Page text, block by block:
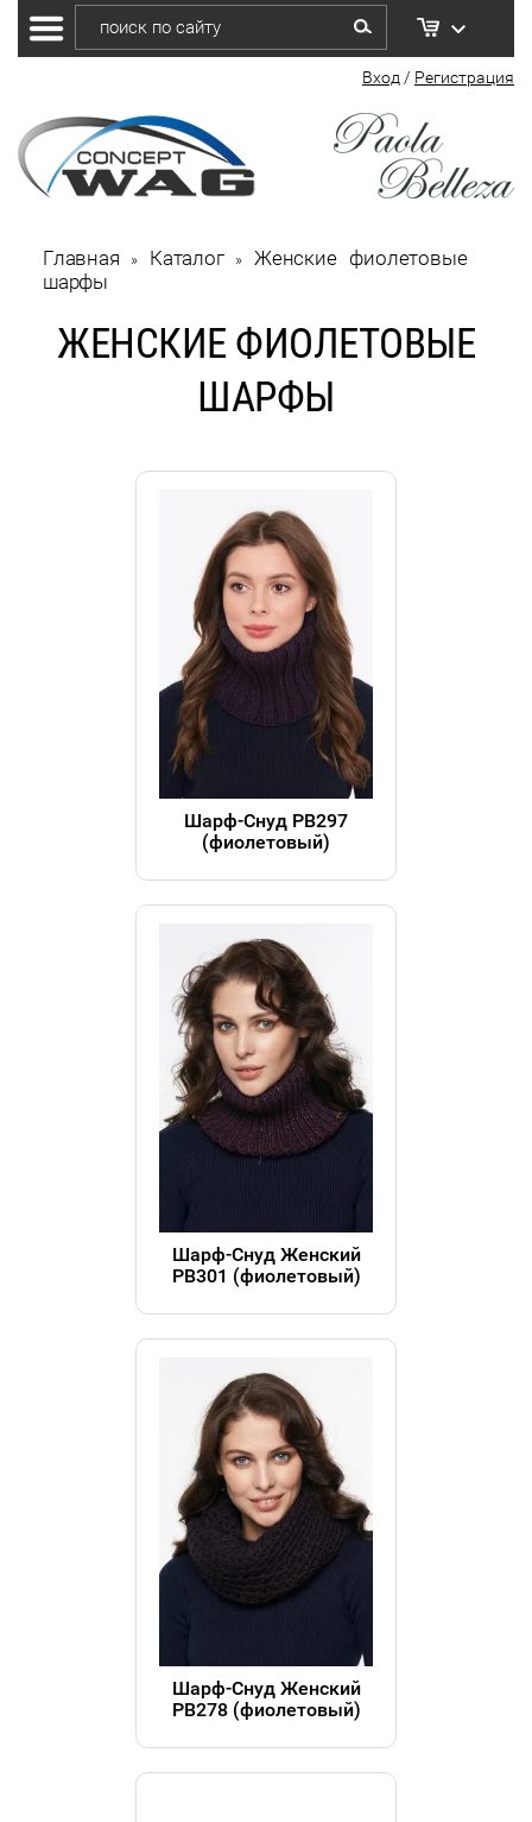
Вход / Регистрация
Главная » Каталог » Женские фиолетовые
шарфы
ЖЕНСКИЕ ФИОЛЕТОВЫЕ
ШАРФЫ
Шарф-Снуд РВ297
(фиолетовый)
Шарф-Снуд Женский
РВ301 (фиолетовый)
Шарф-Снуд Женский
РВ278 (фиолетовый)